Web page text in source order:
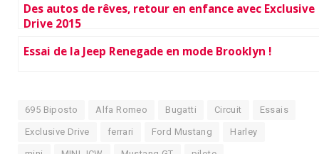
Des autos de rêves, retour en enfance avec Exclusive
Drive 2015
Essai de la Jeep Renegade en mode Brooklyn !
695 Biposto Alfa Romeo Bugatti Circuit Essais
Exclusive Drive ferrari Ford Mustang Harley